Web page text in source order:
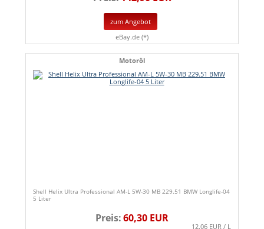
zum Angebot
eBay.de (*)
Motoröl
Shell Helix Ultra Professional AM-L 5W-30 MB 229.51 BMW Longlife-04
5 Liter
Preis:60,30 EUR
12.06 EUR / L